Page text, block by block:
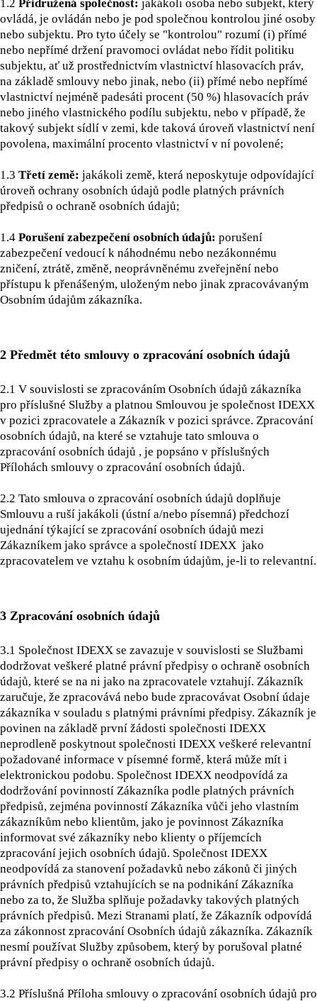
1.2 Přidružená společnost: jakákoli osoba nebo subjekt, který
ovládá, je ovládán nebo je pod společnou kontrolou jiné osoby
nebo subjektu. Pro tyto účely se "kontrolou" rozumí (i) přímé
nebo nepřímé držení pravomoci ovládat nebo řídit politiku
subjektu, ať už prostřednictvím vlastnictví hlasovacích práv,
na základě smlouvy nebo jinak, nebo (ii) přímé nebo nepřímé
vlastnictví nejméně padesáti procent (50 %) hlasovacích práv
nebo jiného vlastnického podílu subjektu, nebo v případě, že
takový subjekt sídlí v zemi, kde taková úroveň vlastnictví není
povolena, maximální procento vlastnictví v ní povolené;
1.3 Třetí země: jakákoli země, která neposkytuje odpovídající
úroveň ochrany osobních údajů podle platných právních
předpisů o ochraně osobních údajů;
1.4 Porušení zabezpečení osobních údajů: porušení
zabezpečení vedoucí k náhodnému nebo nezákonnému
zničení, ztrátě, změně, neoprávněnému zveřejnění nebo
přístupu k přenášeným, uloženým nebo jinak zpracovávaným
Osobním údajům zákazníka.
2 Předmět této smlouvy o zpracování osobních údajů
2.1 V souvislosti se zpracováním Osobních údajů zákazníka
pro příslušné Služby a platnou Smlouvou je společnost IDEXX
v pozici zpracovatele a Zákazník v pozici správce. Zpracování
osobních údajů, na které se vztahuje tato smlouva o
zpracování osobních údajů , je popsáno v příslušných
Přílohách smlouvy o zpracování osobních údajů.
2.2 Tato smlouva o zpracování osobních údajů doplňuje
Smlouvu a ruší jakákoli (ústní a/nebo písemná) předchozí
ujednání týkající se zpracování osobních údajů mezi
Zákazníkem jako správce a společností IDEXX jako
zpracovatelem ve vztahu k osobním údajům, je-li to relevantní.
3 Zpracování osobních údajů
3.1 Společnost IDEXX se zavazuje v souvislosti se Službami
dodržovat veškeré platné právní předpisy o ochraně osobních
údajů, které se na ni jako na zpracovatele vztahují. Zákazník
zaručuje, že zpracovává nebo bude zpracovávat Osobní údaje
zákazníka v souladu s platnými právními předpisy. Zákazník je
povinen na základě první žádosti společnosti IDEXX
neprodleně poskytnout společnosti IDEXX veškeré relevantní
požadované informace v písemné formě, která může mít i
elektronickou podobu. Společnost IDEXX neodpovídá za
dodržování povinností Zákazníka podle platných právních
předpisů, zejména povinností Zákazníka vůči jeho vlastním
zákazníkům nebo klientům, jako je povinnost Zákazníka
informovat své zákazníky nebo klienty o příjemcích
zpracování jejich osobních údajů. Společnost IDEXX
neodpovídá za stanovení požadavků nebo zákonů či jiných
právních předpisů vztahujících se na podnikání Zákazníka
nebo za to, že Služba splňuje požadavky takových platných
právních předpisů. Mezi Stranami platí, že Zákazník odpovídá
za zákonnost zpracování Osobních údajů zákazníka. Zákazník
nesmí používat Služby způsobem, který by porušoval platné
právní předpisy o ochraně osobních údajů.
3.2 Příslušná Příloha smlouvy o zpracování osobních údajů pro